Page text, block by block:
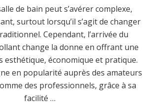
de bain peut s’avérer complexe,
surtout lorsqu’il s’agit de changer
Cependant, l’arrivée du
change la donne en offrant une
esthétique, économique et pratique.
en popularité auprès des amateurs
des professionnels, grâce à sa
facilité …